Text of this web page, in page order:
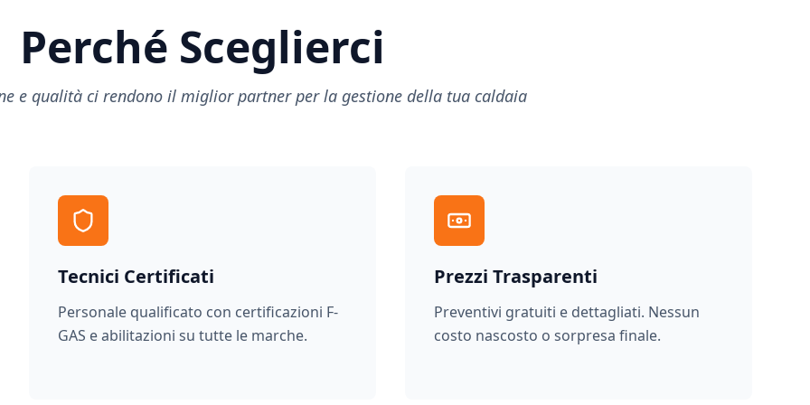
Perché Sceglierci
e qualità ci rendono il miglior partner per la gestione della tua caldaia
Tecnici Certificati
Personale qualificato con certificazioni F-
GAS e abilitazioni su tutte le marche.
Prezzi Trasparenti
Preventivi gratuiti e dettagliati. Nessun
costo nascosto o sorpresa finale.